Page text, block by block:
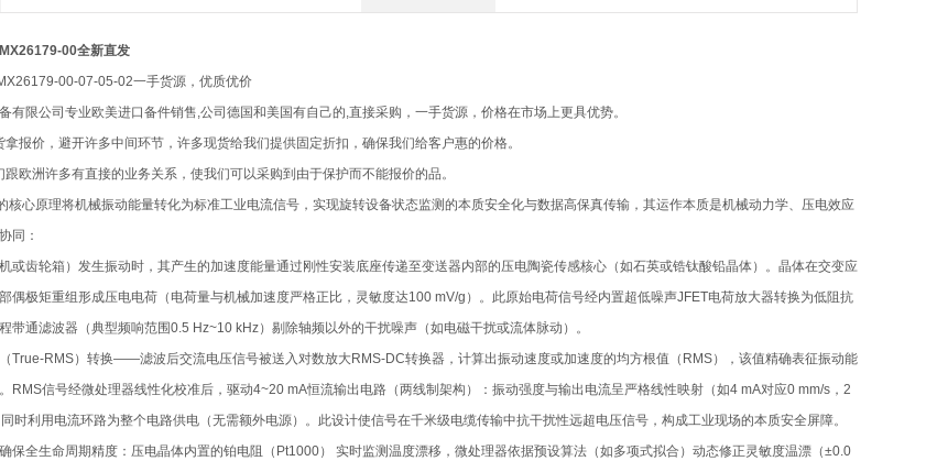
00全新直发
00-07-05-02一手货源，优质优价
有限公司专业欧美进口备件销售,公司德国和美国有自己的,直接采购，一手货源，价格在市场上更具优势。
报价，避开许多中间环节，许多现货给我们提供固定折扣，确保我们给客户惠的价格。
欧洲许多有直接的业务关系，使我们可以采购到由于保护而不能报价的品。
核心原理将机械振动能量转化为标准工业电流信号，实现旋转设备状态监测的本质安全化与数据高保真传输，其运作本质是机械动力学、压电效应
同：
或齿轮箱）发生振动时，其产生的加速度能量通过刚性安装底座传递至变送器内部的压电陶瓷传感核心（如石英或锆钛酸铅晶体）。晶体在交变应
偶极矩重组形成压电电荷（电荷量与机械加速度严格正比，灵敏度达100 mV/g）。此原始电荷信号经内置超低噪声JFET电荷放大器转换为低阻抗
带通滤波器（典型频响范围0.5 Hz~10 kHz）剔除轴频以外的干扰噪声（如电磁干扰或流体脉动）。
True-RMS）转换——滤波后交流电压信号被送入对数放大RMS-DC转换器，计算出振动速度或加速度的均方根值（RMS），该值精确表征振动能
RMS信号经微处理器线性化校准后，驱动4~20 mA恒流输出电路（两线制架构）：振动强度与输出电流呈严格线性映射（如4 mA对应0 mm/s，2
时利用电流环路为整个电路供电（无需额外电源）。此设计使信号在千米级电缆传输中抗干扰性远超电压信号，构成工业现场的本质安全屏障。
保全生命周期精度：压电晶体内置的铂电阻（Pt1000） 实时监测温度漂移，微处理器依据预设算法（如多项式拟合）动态修正灵敏度温漂（±0.0